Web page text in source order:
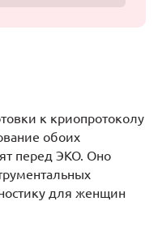
к криопротоколу
обоих
перед ЭКО. Оно
для женщин